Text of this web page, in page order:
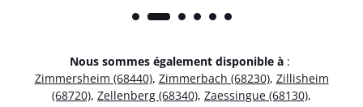
Nous sommes également disponible à :
Zimmersheim (68440), Zimmerbach (68230), Zillisheim
(68720), Zellenberg (68340), Zaessingue (68130),